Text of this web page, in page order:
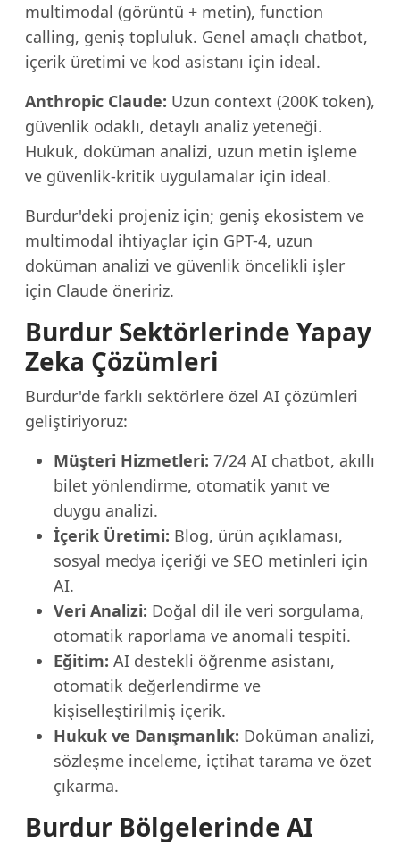
multimodal (görüntü + metin), function
calling, geniş topluluk. Genel amaçlı chatbot,
içerik üretimi ve kod asistanı için ideal.
Anthropic Claude: Uzun context (200K token),
güvenlik odaklı, detaylı analiz yeteneği.
Hukuk, doküman analizi, uzun metin işleme
ve güvenlik-kritik uygulamalar için ideal.
Burdur'deki projeniz için; geniş ekosistem ve
multimodal ihtiyaçlar için GPT-4, uzun
doküman analizi ve güvenlik öncelikli işler
için Claude öneririz.
Burdur Sektörlerinde Yapay
Zeka Çözümleri
Burdur'de farklı sektörlere özel AI çözümleri
geliştiriyoruz:
Müşteri Hizmetleri: 7/24 AI chatbot, akıllı
bilet yönlendirme, otomatik yanıt ve
duygu analizi.
İçerik Üretimi: Blog, ürün açıklaması,
sosyal medya içeriği ve SEO metinleri için
AI.
Veri Analizi: Doğal dil ile veri sorgulama,
otomatik raporlama ve anomali tespiti.
Eğitim: AI destekli öğrenme asistanı,
otomatik değerlendirme ve
kişiselleştirilmiş içerik.
Hukuk ve Danışmanlık: Doküman analizi,
sözleşme inceleme, içtihat tarama ve özet
çıkarma.
Burdur Bölgelerinde AI